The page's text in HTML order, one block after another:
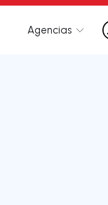
Agencias